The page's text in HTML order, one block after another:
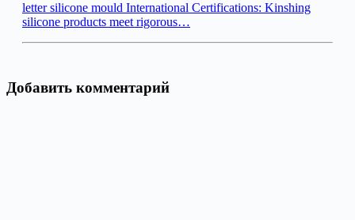
letter silicone mould International Certifications: Kinshing
silicone products meet rigorous…
Добавить комментарий